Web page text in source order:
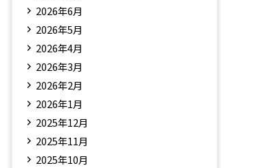
2026年6月
2026年5月
2026年4月
2026年3月
2026年2月
2026年1月
2025年12月
2025年11月
2025年10月